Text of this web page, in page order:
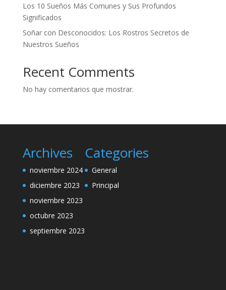
Los 10 Sueños Más Comunes y Sus Profundos
Significados
Soñar con Desconocidos: Los Rostros Secretos de
Nuestros Sueños
Recent Comments
No hay comentarios que mostrar.
Archives
noviembre 2024
diciembre 2023
noviembre 2023
octubre 2023
septiembre 2023
Categories
General
Principal